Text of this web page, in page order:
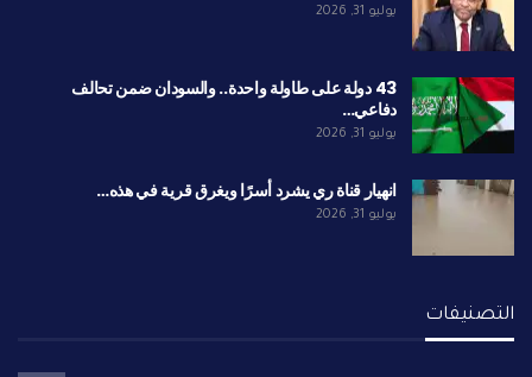
يوليو 31, 2026
43 دولة على طاولة واحدة.. والسودان ضمن تحالف
دفاعي…
يوليو 31, 2026
انهيار قناة ري يشرد أسرًا ويغرق قرية في هذه…
يوليو 31, 2026
التصنيفات